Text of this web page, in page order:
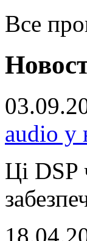
Все
audio у
Ці DSP